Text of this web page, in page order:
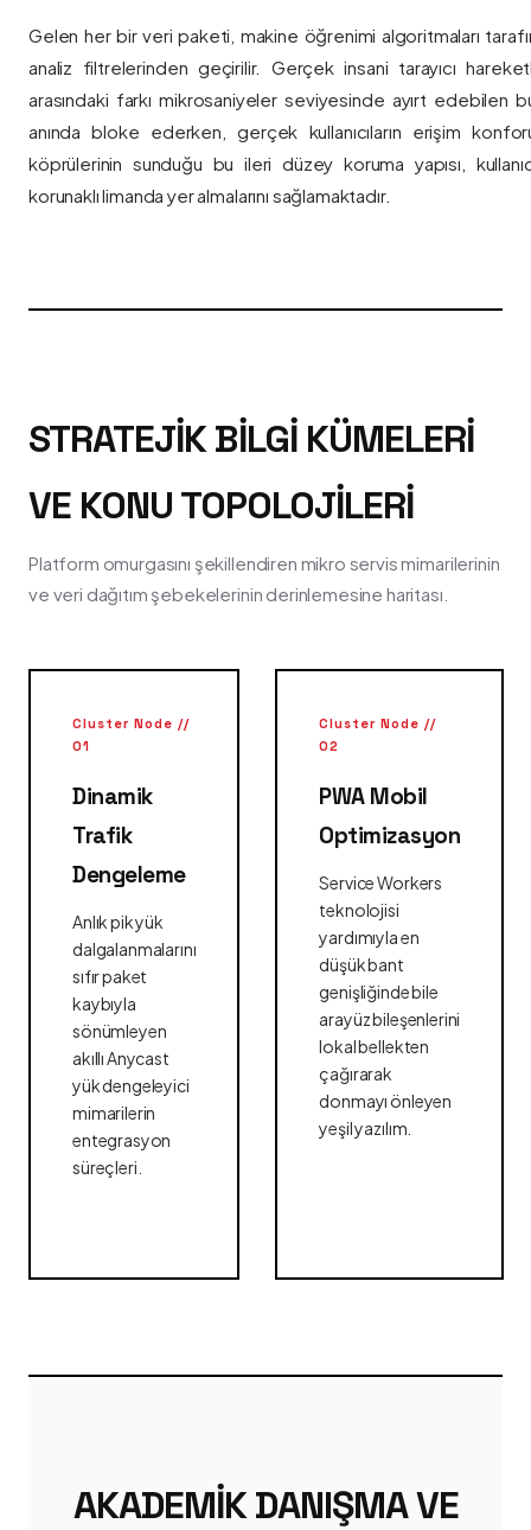
Gelen her bir veri paketi, makine öğrenimi algoritmaları
analiz filtrelerinden geçirilir. Gerçek insani tarayıcı
arasındaki farkı mikrosaniyeler seviyesinde ayırt edebilen
anında bloke ederken, gerçek kullanıcıların erişim
köprülerinin sunduğu bu ileri düzey koruma yapısı,
korunaklı limanda yer almalarını sağlamaktadır.
STRATEJIK BILGI KÜMELERI
VE KONU TOPOLOJILERI
Platform omurgasını şekillendiren mikro servis mimarilerinin
ve veri dağıtım şebekelerinin derinlemesine haritası.
Cluster Node //
01
Dinamik
Trafik
Dengeleme
Anlık pik yük
dalgalanmalarını
sıfır paket
kaybıyla
sönümleyen
akıllı Anycast
yük dengeleyici
mimarilerin
entegrasyon
süreçleri.
Cluster Node //
02
PWA Mobil
Optimizasyon
Service Workers
teknolojisi
yardımıyla en
düşük bant
genişliğinde bile
arayüz bileşenlerini
lokal bellekten
çağırarak
donmayı önleyen
yeşil yazılım.
AKADEMIK DANIŞMA VE